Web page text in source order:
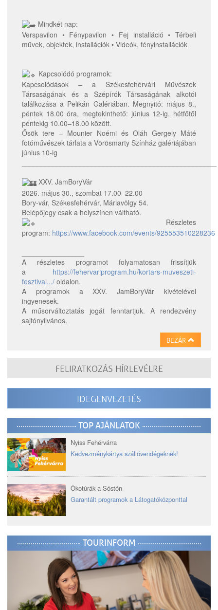
Mindkét nap:
Verspavilon • Fénypavilon • Fej installáció • Térbeli
művek, objektek, installációk • Videók, fényinstallációk
Kapcsolódó programok:
Kapcsolódások – a Székesfehérvári Művészek
Társaságának és a Szépírók Társaságának alkotói
találkozása a Pelikán Galériában. Megnyitó: május 8.,
péntek 18.00 óra, megtekinthető: június 12-ig, hétfőtől
péntekig 10.00–18.00 között.
Ősök tere – Mounier Noémi és Oláh Gergely Máté
fotóművészek tárlata a Vörösmarty Színház galériájában
június 10-ig
XXV. JamBoryVár
2026. május 30., szombat 17.00–22.00
Bory-vár, Székesfehérvár, Máriavölgy 54.
Belépőjegy csak a helyszínen váltható.
Részletes
program: https://www.facebook.com/events/925553510228236
A részletes programot folyamatosan frissítjük
a
https://fehervariprogram.hu/kortars-muveszeti-
fesztival.../ oldalon.
A programok a XXV. JamBoryVár kivételével
ingyenesek.
A műsorváltoztatás jogát fenntartjuk. A rendezvény
sajtónyilvános.
BEZÁR
FELIRATKOZÁS HÍRLEVÉLRE
IDEGENVEZETÉS
TOP AJÁNLATOK
Nyiss Fehérvárra
Kedvezménykártya szállóvendégeknek!
Ökotúrák a Sóstón
Garantált programok a Látogatóközponttal
TOURINFORM